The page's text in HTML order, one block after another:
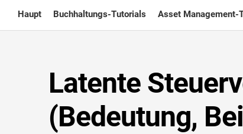
content
Haupt Buchhaltungs-Tutorials Asset Management-
Latente
(Bedeutung,